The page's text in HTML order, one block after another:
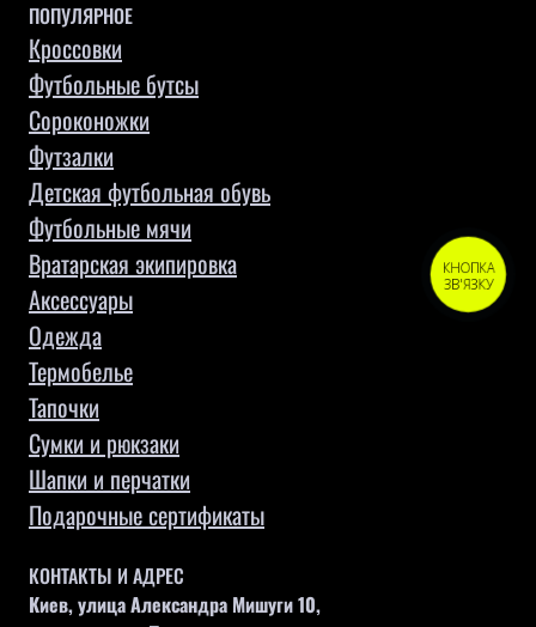
ПОПУЛЯРНОЕ
Кроссовки
Футбольные бутсы
Сороконожки
Футзалки
Детская футбольная обувь
Футбольные мячи
Вратарская экипировка
Аксессуары
Одежда
Термобелье
Тапочки
Сумки и рюкзаки
Шапки и перчатки
Подарочные сертификаты
КОНТАКТЫ И АДРЕС
Киев, улица Александра Мишуги 10,
КНОПКА
ЗВ'ЯЗКУ